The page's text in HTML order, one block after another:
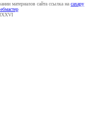
материалов сайта ссылка на caxapу